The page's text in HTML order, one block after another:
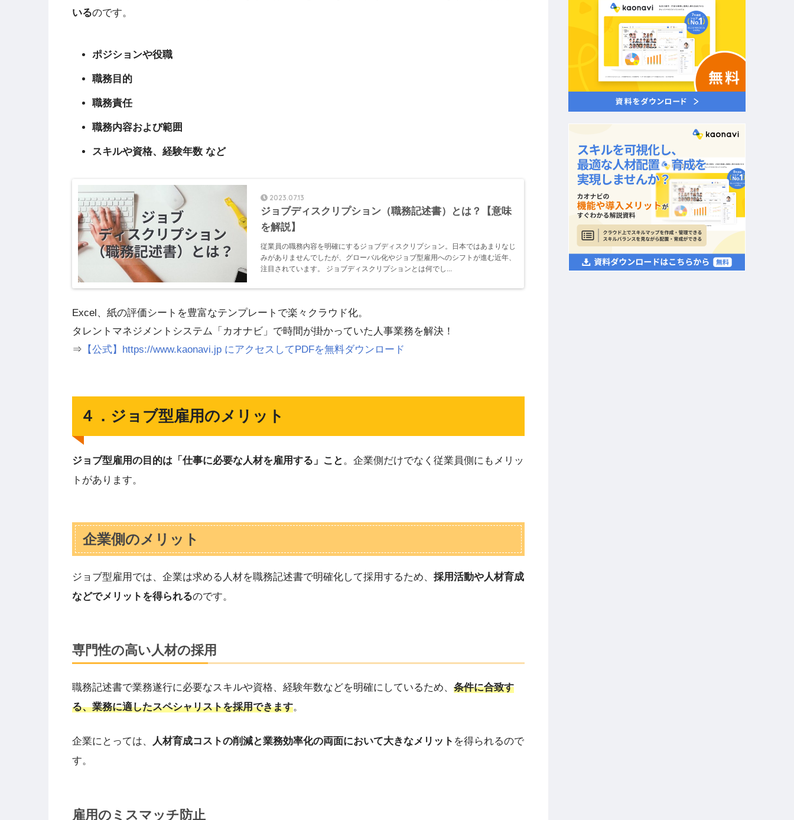
いるのです。
ポジションや役職
職務目的
職務責任
職務内容および範囲
スキルや資格、経験年数 など
2023.07.13
ジョブディスクリプション（職務記述書）とは？【意味
を解説】
従業員の職務内容を明確にするジョブディスクリプション。日本ではあまりなじ
みがありませんでしたが、グローバル化やジョブ型雇用へのシフトが進む近年、
注目されています。 ジョブディスクリプションとは何でし...
Excel、紙の評価シートを豊富なテンプレートで楽々クラウド化。
タレントマネジメントシステム「カオナビ」で時間が掛かっていた人事業務を解決！
⇒ 【公式】https://www.kaonavi.jp にアクセスしてPDFを無料ダウンロード
４．ジョブ型雇用のメリット
ジョブ型雇用の目的は「仕事に必要な人材を雇用する」こと 。企業側だけでなく従業員側にもメリッ
トがあります。
企業側のメリット
ジョブ型雇用では、企業は求める人材を職務記述書で明確化して採用するため、 採用活動や人材育成
などでメリットを得られるのです。
専門性の高い人材の採用
職務記述書で業務遂行に必要なスキルや資格、経験年数などを明確にしているため、 条件に合致す
る、業務に適したスペシャリストを採用できます。
企業にとっては、 人材育成コストの削減と業務効率化の両面において大きなメリット を得られるので
す。
雇用のミスマッチ防止